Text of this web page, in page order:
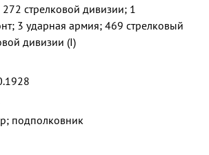
стрелковой дивизии; 1
3 ударная армия; 469 стрелковый
дивизии (I)
подполковник